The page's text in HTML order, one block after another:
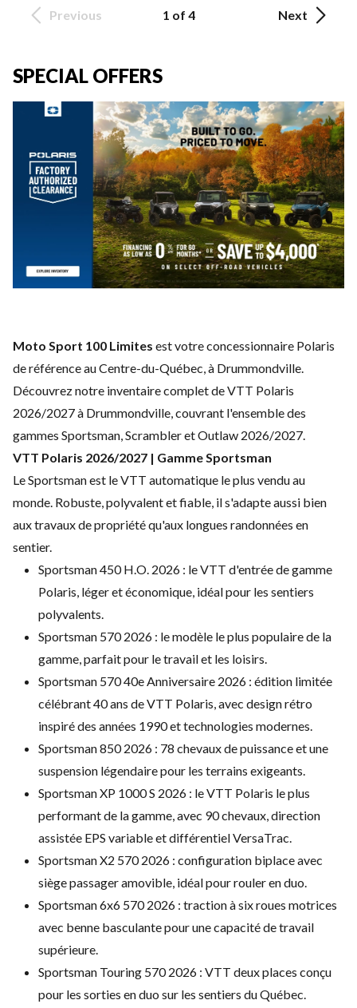
Previous 1 of 4 Next
SPECIAL OFFERS
Moto Sport 100 Limites est votre concessionnaire Polaris
de référence au Centre-du-Québec, à Drummondville.
Découvrez notre inventaire complet de VTT Polaris
2026/2027 à Drummondville, couvrant l'ensemble des
gammes Sportsman, Scrambler et Outlaw 2026/2027.
VTT Polaris 2026/2027 | Gamme Sportsman
Le Sportsman est le VTT automatique le plus vendu au
monde. Robuste, polyvalent et fiable, il s'adapte aussi bien
aux travaux de propriété qu'aux longues randonnées en
sentier.
Sportsman 450 H.O. 2026 : le VTT d'entrée de gamme
Polaris, léger et économique, idéal pour les sentiers
polyvalents.
Sportsman 570 2026 : le modèle le plus populaire de la
gamme, parfait pour le travail et les loisirs.
Sportsman 570 40e Anniversaire 2026 : édition limitée
célébrant 40 ans de VTT Polaris, avec design rétro
inspiré des années 1990 et technologies modernes.
Sportsman 850 2026 : 78 chevaux de puissance et une
suspension légendaire pour les terrains exigeants.
Sportsman XP 1000 S 2026 : le VTT Polaris le plus
performant de la gamme, avec 90 chevaux, direction
assistée EPS variable et différentiel VersaTrac.
Sportsman X2 570 2026 : configuration biplace avec
siège passager amovible, idéal pour rouler en duo.
Sportsman 6x6 570 2026 : traction à six roues motrices
avec benne basculante pour une capacité de travail
supérieure.
Sportsman Touring 570 2026 : VTT deux places conçu
pour les sorties en duo sur les sentiers du Québec.